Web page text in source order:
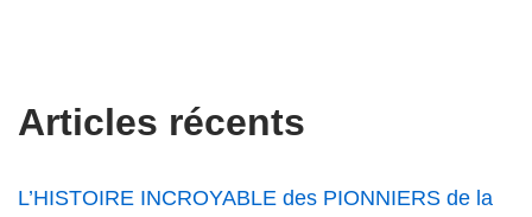
Articles récents
L’HISTOIRE INCROYABLE des PIONNIERS de la